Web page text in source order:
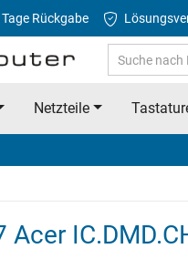
Rückgabe
Netzteile
Acer